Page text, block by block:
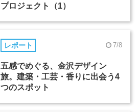
プロジェクト（1）
レポート 7/8
五感でめぐる、金沢デザイン
旅。建築・工芸・香りに出会う4
つのスポット